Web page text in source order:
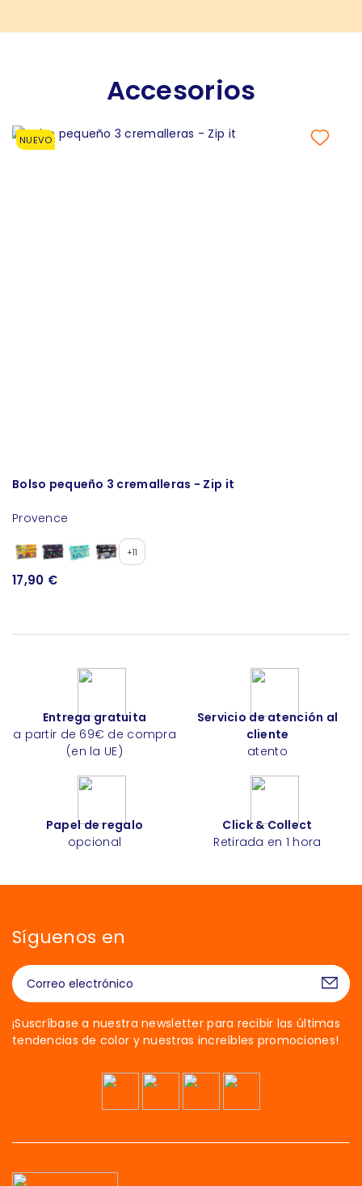
Accesorios
NUEVO
Bolso pequeño 3 cremalleras - Zip it
Provence
+11
17,90 €
Entrega gratuita
a partir de 69€ de compra
(en la UE)
Servicio de atención al
cliente
atento
Papel de regalo
opcional
Click & Collect
Retirada en 1 hora
Síguenos en
¡Suscríbase a nuestra newsletter para recibir las últimas
tendencias de color y nuestras increíbles promociones!